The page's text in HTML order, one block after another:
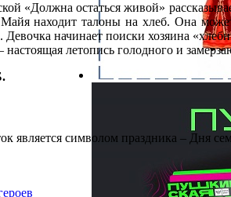
«Должна остаться живой»
находит талоны на хлеб. Она
начинает поиски хозяина
летопись голодного и
является символом праздника – Дня